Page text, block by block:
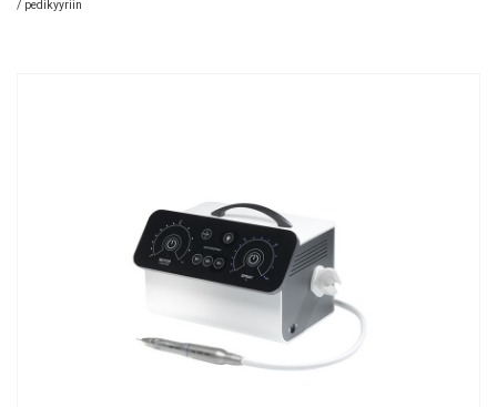
/ pedikyyriin